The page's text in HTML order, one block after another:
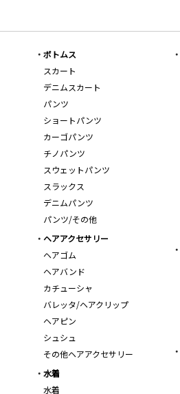
ボトムス
スカート
デニムスカート
パンツ
ショートパンツ
カーゴパンツ
チノパンツ
スウェットパンツ
スラックス
デニムパンツ
パンツ/その他
ヘアアクセサリー
ヘアゴム
ヘアバンド
カチューシャ
バレッタ/ヘアクリップ
ヘアピン
シュシュ
その他ヘアアクセサリー
水着
水着